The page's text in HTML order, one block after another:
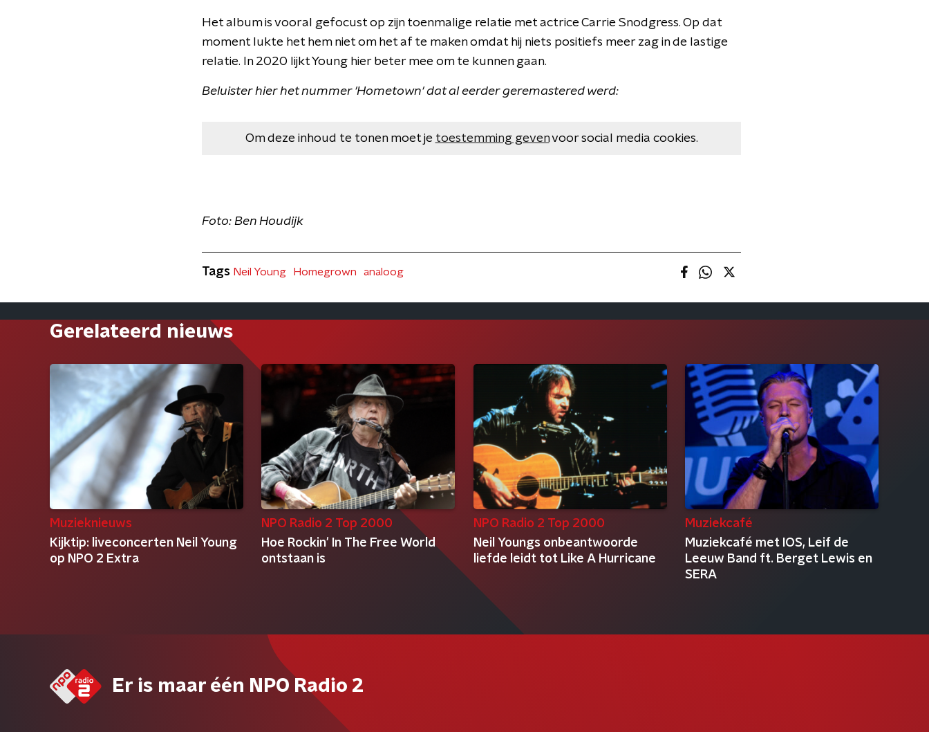
Het album is vooral gefocust op zijn toenmalige relatie met actrice Carrie Snodgress. Op dat
moment lukte het hem niet om het af te maken omdat hij niets positiefs meer zag in de lastige
relatie. In 2020 lijkt Young hier beter mee om te kunnen gaan.
Beluister hier het nummer 'Hometown' dat al eerder geremastered werd:
Om deze inhoud te tonen moet je toestemming gevenvoor social media cookies.
Foto: Ben Houdijk
Tags Neil Young Homegrown analoog
Gerelateerd nieuws
Muzieknieuws
Kijktip: liveconcerten Neil Young
op NPO 2 Extra
NPO Radio 2 Top 2000
Hoe Rockin' In The Free World
ontstaan is
NPO Radio 2 Top 2000
Neil Youngs onbeantwoorde
liefde leidt tot Like A Hurricane
Muziekcafé
Muziekcafé met IOS, Leif de
Leeuw Band ft. Berget Lewis en
SERA
Er is maar één NPO Radio 2